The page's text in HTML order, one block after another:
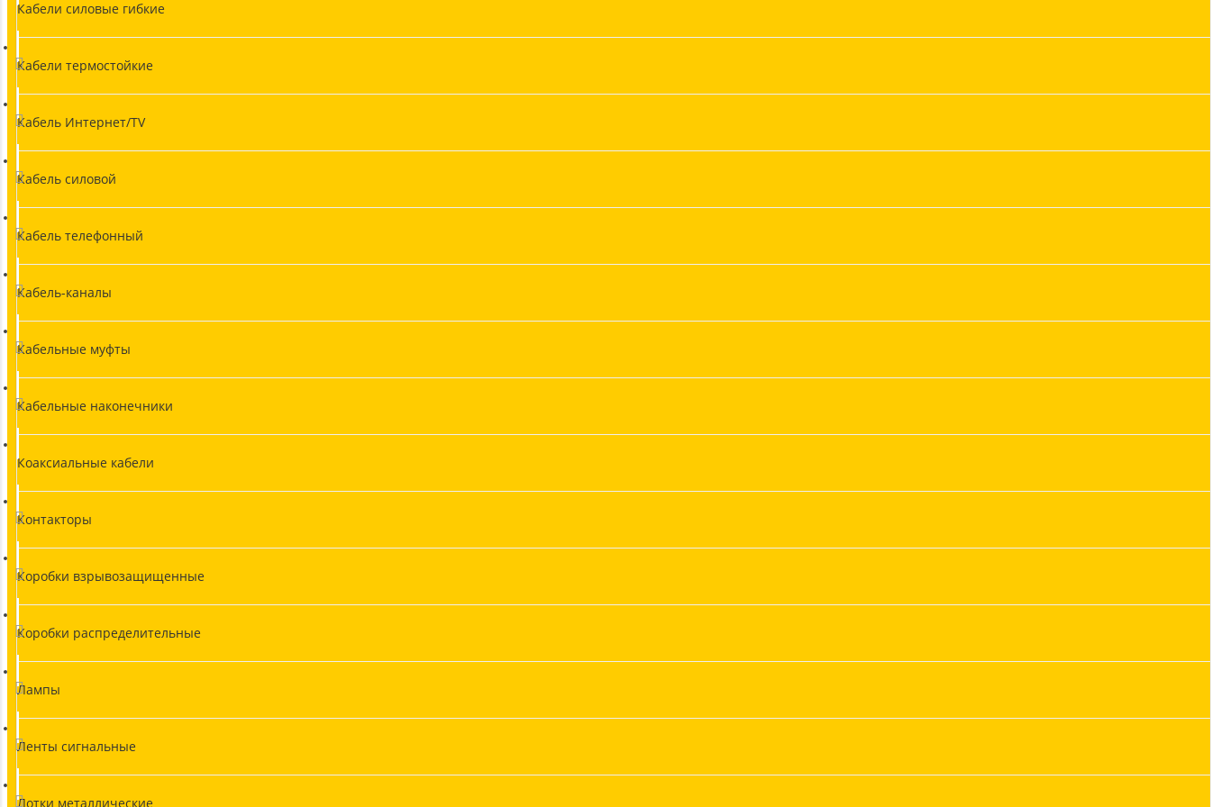
Кабели силовые гибкие
Кабели термостойкие
Кабель Интернет/TV
Кабель силовой
Кабель телефонный
Кабель-каналы
Кабельные муфты
Кабельные наконечники
Коаксиальные кабели
Контакторы
Коробки взрывозащищенные
Коробки распределительные
Лампы
Ленты сигнальные
Лотки металлические